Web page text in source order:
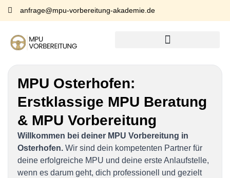
anfrage@mpu-vorbereitung-akademie.de
MPU Osterhofen:
Erstklassige MPU Beratung
& MPU Vorbereitung
Willkommen bei deiner MPU Vorbereitung in
Osterhofen. Wir sind dein kompetenten Partner für
deine erfolgreiche MPU und deine erste Anlaufstelle,
wenn es darum geht, dich professionell und gezielt